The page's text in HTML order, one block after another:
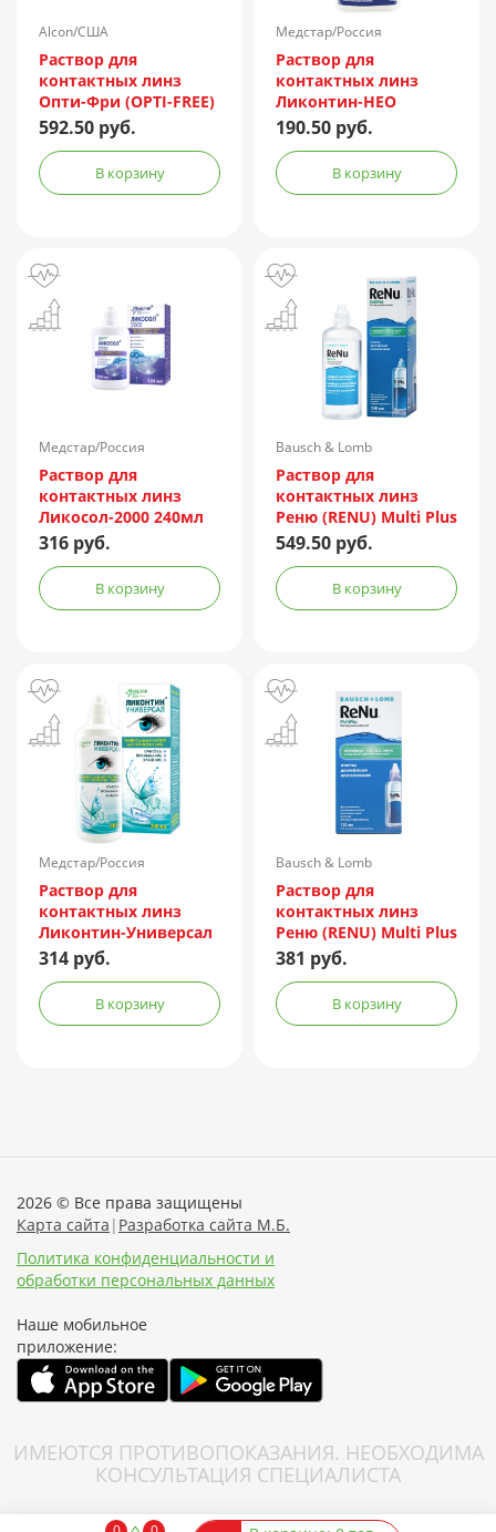
Alcon/США
Раствор для
контактных линз
Опти-Фри (OPTI-FREE)
Express 355мл +
контейнер
592.50 руб.
В корзину
Медстар/Россия
Раствор для
контактных линз
Ликонтин-НЕО
Мульти 60мл
190.50 руб.
В корзину
Медстар/Россия
Раствор для
контактных линз
Ликосол-2000 240мл
316 руб.
В корзину
Bausch & Lomb
Incorporated/Италия
Раствор для
контактных линз
Реню (RENU) Multi Plus
240мл + контейнер
549.50 руб.
В корзину
Медстар/Россия
Раствор для
контактных линз
Ликонтин-Универсал
240мл
314 руб.
В корзину
Bausch & Lomb
Incorporated/Италия
Раствор для
контактных линз
Реню (RENU) Multi Plus
120мл + контейнер
381 руб.
В корзину
2026 © Все права защищены
Карта сайта | Разработка сайта М.Б.
Политика конфиденциальности и
обработки персональных данных
Наше мобильное
приложение:
ИМЕЮТСЯ ПРОТИВОПОКАЗАНИЯ. НЕОБХОДИМА
КОНСУЛЬТАЦИЯ СПЕЦИАЛИСТА